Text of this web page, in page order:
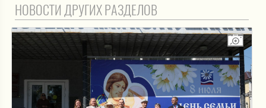
НОВОСТИ ДРУГИХ РАЗДЕЛОВ